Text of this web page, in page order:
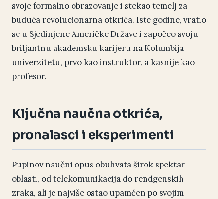
svoje formalno obrazovanje i stekao temelj za
buduća revolucionarna otkrića. Iste godine, vratio
se u Sjedinjene Američke Države i započeo svoju
briljantnu akademsku karijeru na Kolumbija
univerzitetu, prvo kao instruktor, a kasnije kao
profesor.
Ključna naučna otkrića,
pronalasci i eksperimenti
Pupinov naučni opus obuhvata širok spektar
oblasti, od telekomunikacija do rendgenskih
zraka, ali je najviše ostao upamćen po svojim